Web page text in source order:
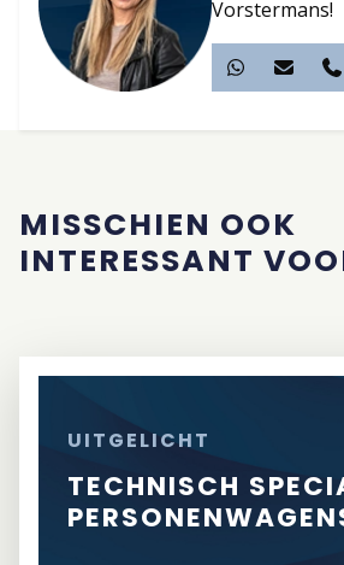
Vorstermans!
MISSCHIEN OOK
INTERESSANT
UITGELICHT
TECHNISCH